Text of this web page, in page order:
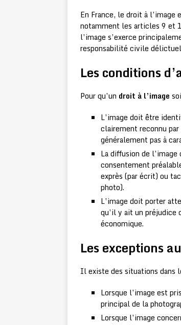
En France, le droit à
notamment les articles 9 et
l’image s’exerce
responsabilité civile
Les conditions
Pour qu’un droit à l’image
L’image doit être
clairement reconnu
généralement pas à
La diffusion de
consentement
exprès (par écrit) ou
photo).
L’image doit porter
qu’il y ait un préjudice
économique.
Les exceptions
Il existe des situations dans
Lorsque l’image est
principal de la
Lorsque l’image